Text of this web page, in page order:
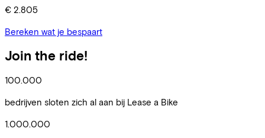
€ 2.805
Bereken wat je bespaart
Join the ride!
100.000
bedrijven sloten zich al aan bij Lease a Bike
1.000.000